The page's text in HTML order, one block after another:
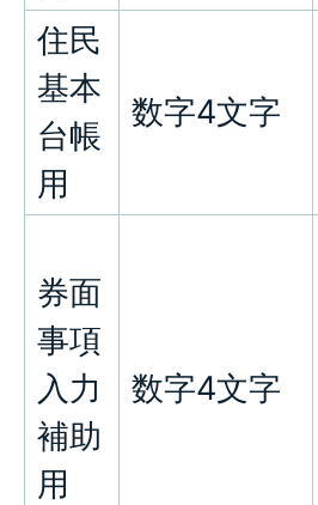
住民
基本
台帳
用
数字4文字
券面
事項
入力
補助
用
数字4文字